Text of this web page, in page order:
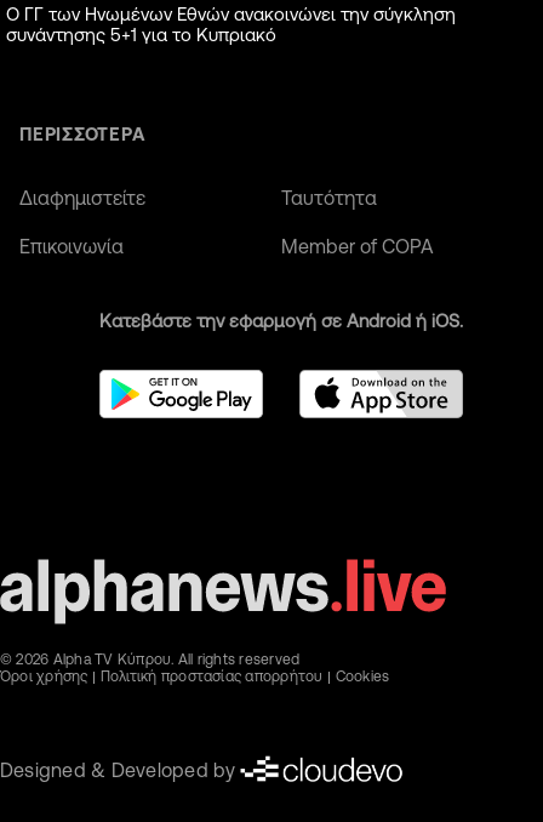
Ο ΓΓ των Ηνωμένων Εθνών ανακοινώνει την σύγκληση
συνάντησης 5+1 για το Κυπριακό
ΠΕΡΙΣΣΟΤΕΡΑ
Διαφημιστείτε Ταυτότητα
Επικοινωνία Member of COPA
Κατεβάστε την εφαρμογή σε Android ή iOS.
© 2026 Alpha TV Κύπρου. All rights reserved
Όροι χρήσης
Πολιτική προστασίας απορρήτου Cookies
Designed & Developed by